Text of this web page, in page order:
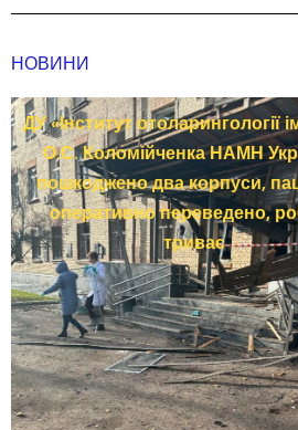
НОВИНИ
ДУ «Інститут отоларингології
О.С. Коломійченка НАМН
пошкоджено два корпуси,
оперативно переведено,
триває